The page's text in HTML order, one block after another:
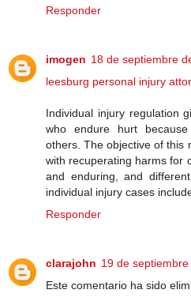
Responder
imogen 18 de septiembre
leesburg personal injury
Individual injury regulation
who endure hurt
others. The objective of this
with recuperating harms for
and enduring, and
individual injury cases
Responder
clarajohn 19 de
Este comentario ha sido